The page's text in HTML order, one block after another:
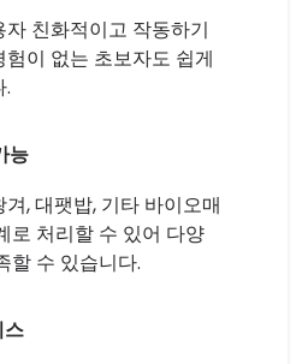
친화적이고 작동하기
이 없는 초보자도 쉽게
.
능
, 대팻밥, 기타 바이오매
로 처리할 수 있어 다양
할 수 있습니다.
스